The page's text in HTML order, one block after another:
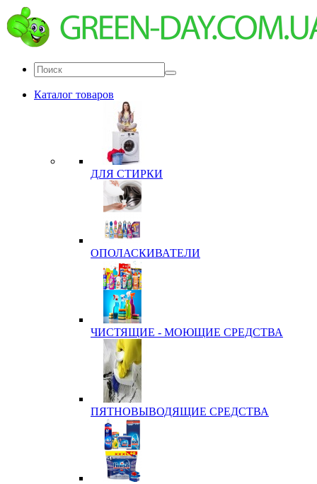
Каталог товаров
ДЛЯ СТИРКИ
ОПОЛАСКИВАТЕЛИ
ЧИСТЯЩИЕ - МОЮЩИЕ СРЕДСТВА
ПЯТНОВЫВОДЯЩИЕ СРЕДСТВА